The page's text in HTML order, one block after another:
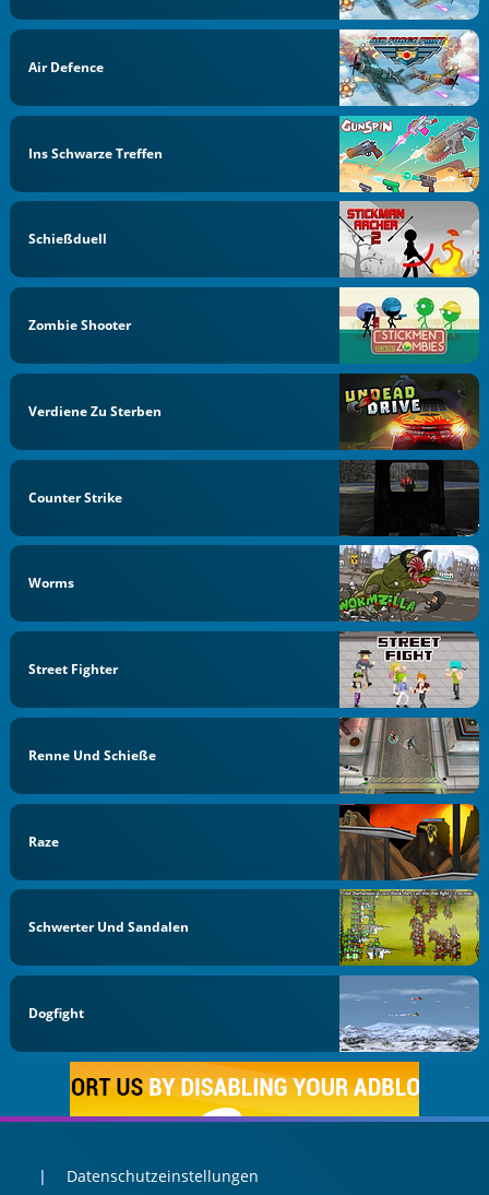
Air Defence
Ins Schwarze Treffen
Schießduell
Zombie Shooter
Verdiene Zu Sterben
Counter Strike
Worms
Street Fighter
Renne Und Schieße
Raze
Schwerter Und Sandalen
Dogfight
Datenschutzeinstellungen